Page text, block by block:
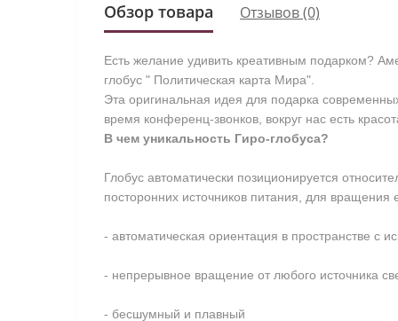
Обзор товара Отзывов (0)
Есть желание удивить креативным подарком?
глобус " Политическая карта Мира".
Эта оригинальная идея для подарка
время конференц-звонков, вокруг нас есть
В чем уникальность Гиро-глобуса?
Глобус автоматически позиционируется
посторонних источников питания, для вращения
- автоматическая ориентация в пространстве с
- непрерывное вращение от любого источника
- бесшумный и плавный